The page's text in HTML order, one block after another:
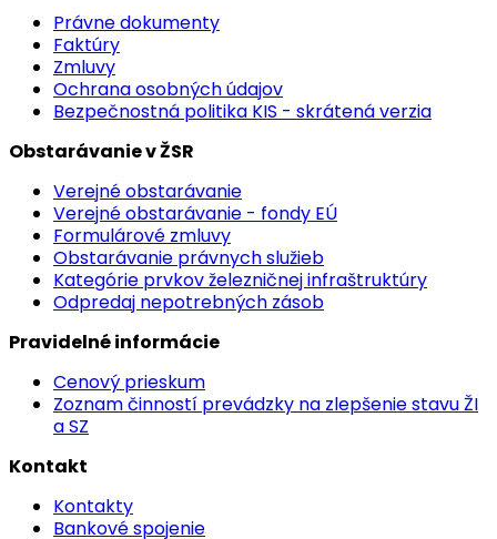
Právne dokumenty
Faktúry
Zmluvy
Ochrana osobných údajov
Bezpečnostná politika KIS - skrátená verzia
Obstarávanie v ŽSR
Verejné obstarávanie
Verejné obstarávanie - fondy EÚ
Formulárové zmluvy
Obstarávanie právnych služieb
Kategórie prvkov železničnej infraštruktúry
Odpredaj nepotrebných zásob
Pravidelné informácie
Cenový prieskum
Zoznam činností prevádzky na zlepšenie stavu ŽI
a SZ
Kontakt
Kontakty
Bankové spojenie